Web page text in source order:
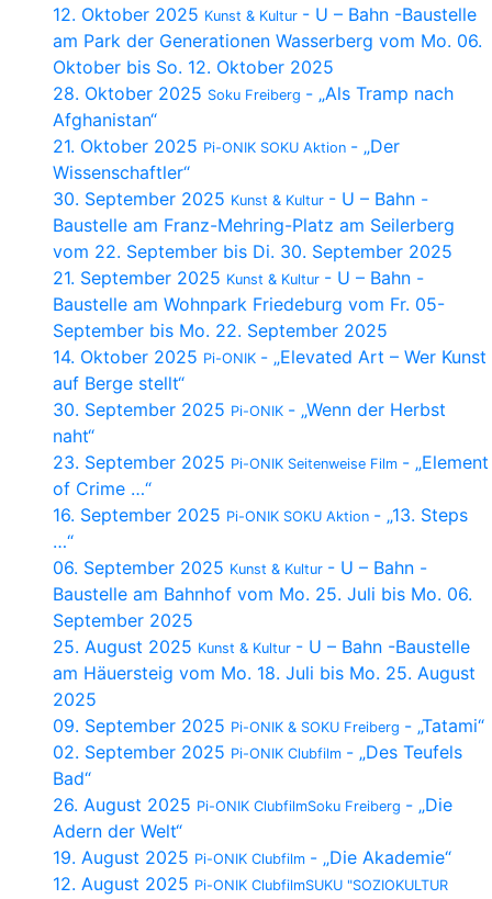
12. Oktober 2025 Kunst & Kultur - U – Bahn -Baustelle
am Park der Generationen Wasserberg vom Mo. 06.
Oktober bis So. 12. Oktober 2025
28. Oktober 2025 Soku Freiberg - „Als Tramp nach
Afghanistan“
21. Oktober 2025 Pi-ONIK SOKU Aktion - „Der
Wissenschaftler“
30. September 2025 Kunst & Kultur - U – Bahn -
Baustelle am Franz-Mehring-Platz am Seilerberg
vom 22. September bis Di. 30. September 2025
21. September 2025 Kunst & Kultur - U – Bahn -
Baustelle am Wohnpark Friedeburg vom Fr. 05-
September bis Mo. 22. September 2025
14. Oktober 2025 Pi-ONIK - „Elevated Art – Wer Kunst
auf Berge stellt“
30. September 2025 Pi-ONIK - „Wenn der Herbst
naht“
23. September 2025 Pi-ONIK Seitenweise Film - „Element
of Crime …“
16. September 2025 Pi-ONIK SOKU Aktion - „13. Steps
…“
06. September 2025 Kunst & Kultur - U – Bahn -
Baustelle am Bahnhof vom Mo. 25. Juli bis Mo. 06.
September 2025
25. August 2025 Kunst & Kultur - U – Bahn -Baustelle
am Häuersteig vom Mo. 18. Juli bis Mo. 25. August
2025
09. September 2025 Pi-ONIK & SOKU Freiberg - „Tatami“
02. September 2025 Pi-ONIK Clubfilm - „Des Teufels
Bad“
26. August 2025 Pi-ONIK ClubfilmSoku Freiberg - „Die
Adern der Welt“
19. August 2025 Pi-ONIK Clubfilm - „Die Akademie“
12. August 2025 Pi-ONIK ClubfilmSUKU "SOZIOKULTUR